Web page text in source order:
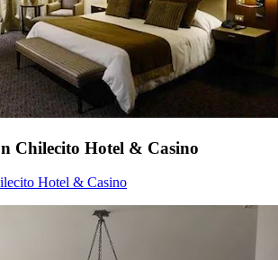
Chilecito Hotel & Casino
Hotel & Casino